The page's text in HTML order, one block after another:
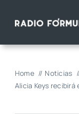
Home
Noticias
Alicia Keys recibirá